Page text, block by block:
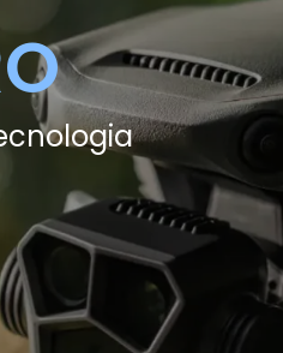
Manutenção
Serviços
Treinamento